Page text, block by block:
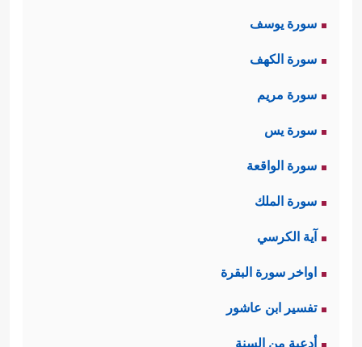
سورة يوسف
سورة الكهف
سورة مريم
سورة يس
سورة الواقعة
سورة الملك
آية الكرسي
اواخر سورة البقرة
تفسير ابن عاشور
أدعية من السنة